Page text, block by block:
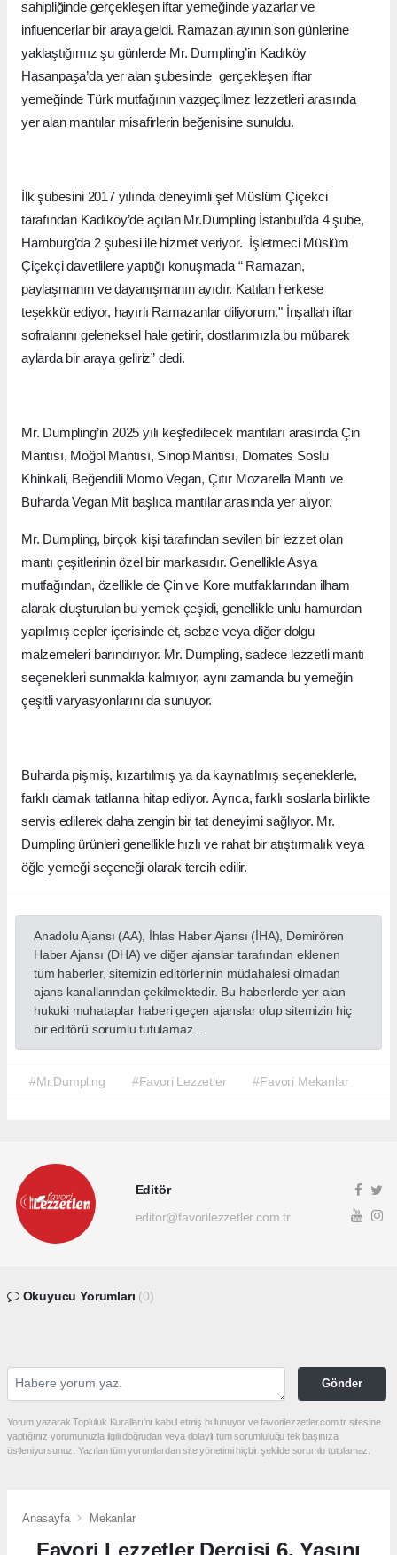
sahipliğinde gerçekleşen iftar yemeğinde yazarlar ve
influencerlar bir araya geldi. Ramazan ayının son günlerine
yaklaştığımız şu günlerde Mr. Dumpling’in Kadıköy
Hasanpaşa’da yer alan şubesinde gerçekleşen iftar
yemeğinde Türk mutfağının vazgeçilmez lezzetleri arasında
yer alan mantılar misafirlerin beğenisine sunuldu.
İlk şubesini 2017 yılında deneyimli şef Müslüm Çiçekci
tarafından Kadıköy’de açılan Mr.Dumpling İstanbul’da 4 şube,
Hamburg’da 2 şubesi ile hizmet veriyor. İşletmeci Müslüm
Çiçekçi davetlilere yaptığı konuşmada “ Ramazan,
paylaşmanın ve dayanışmanın ayıdır. Katılan herkese
teşekkür ediyor, hayırlı Ramazanlar diliyorum." İnşallah iftar
sofralarını geleneksel hale getirir, dostlarımızla bu mübarek
aylarda bir araya geliriz” dedi.
Mr. Dumpling’in 2025 yılı keşfedilecek mantıları arasında Çin
Mantısı, Moğol Mantısı, Sinop Mantısı, Domates Soslu
Khinkali, Beğendili Momo Vegan, Çıtır Mozarella Mantı ve
Buharda Vegan Mit başlıca mantılar arasında yer alıyor.
Mr. Dumpling, birçok kişi tarafından sevilen bir lezzet olan
mantı çeşitlerinin özel bir markasıdır. Genellikle Asya
mutfağından, özellikle de Çin ve Kore mutfaklarından ilham
alarak oluşturulan bu yemek çeşidi, genellikle unlu hamurdan
yapılmış cepler içerisinde et, sebze veya diğer dolgu
malzemeleri barındırıyor. Mr. Dumpling, sadece lezzetli mantı
seçenekleri sunmakla kalmıyor, aynı zamanda bu yemeğin
çeşitli varyasyonlarını da sunuyor.
Buharda pişmiş, kızartılmış ya da kaynatılmış seçeneklerle,
farklı damak tatlarına hitap ediyor. Ayrıca, farklı soslarla birlikte
servis edilerek daha zengin bir tat deneyimi sağlıyor. Mr.
Dumpling ürünleri genellikle hızlı ve rahat bir atıştırmalık veya
öğle yemeği seçeneği olarak tercih edilir.
Anadolu Ajansı (AA), İhlas Haber Ajansı (İHA), Demirören
Haber Ajansı (DHA) ve diğer ajanslar tarafından eklenen
tüm haberler, sitemizin editörlerinin müdahalesi olmadan
ajans kanallarından çekilmektedir. Bu haberlerde yer alan
hukuki muhataplar haberi geçen ajanslar olup sitemizin hiç
bir editörü sorumlu tutulamaz...
#Mr.Dumpling #Favori Lezzetler #Favori Mekanlar
Editör
editor@favorilezzetler.com.tr
Okuyucu Yorumları (0)
Gönder
Yorum yazarak Topluluk Kuralları’nı kabul etmiş bulunuyor ve favorilezzetler.com.tr sitesine
yaptığınız yorumunuzla ilgili doğrudan veya dolaylı tüm sorumluluğu tek başınıza
üstleniyorsunuz. Yazılan tüm yorumlardan site yönetimi hiçbir şekilde sorumlu tutulamaz.
Anasayfa Mekanlar
Favori Lezzetler Dergisi 6. Yaşını